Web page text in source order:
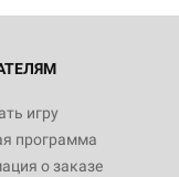
игру
программа
о заказе